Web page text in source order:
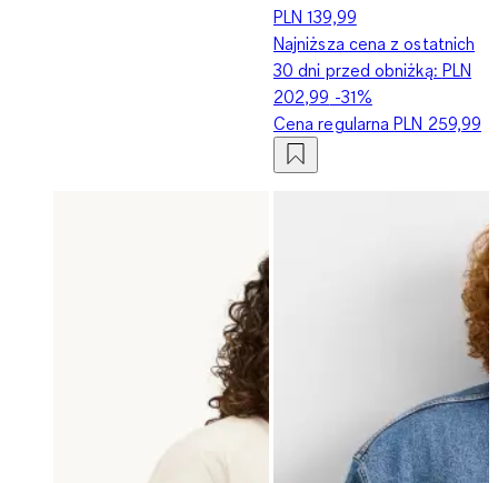
PLN 139,99
Najniższa cena z ostatnich
30 dni przed obniżką: PLN
202,99 -31%
Cena regularnaPLN 259,99